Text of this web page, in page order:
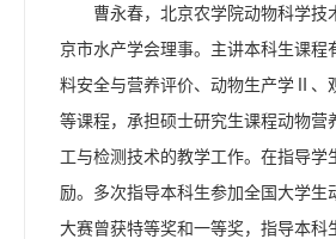
曹永春，北京农学院动物科学技
京市水产学会理事。主讲本科生课程
料安全与营养评价、动物生产学
、
等课程，承担硕士研究生课程动物营
工与检测技术的教学工作。在指导学
励。多次指导本科生参加全国大学生
大赛曾获特等奖和一等奖，指导本科